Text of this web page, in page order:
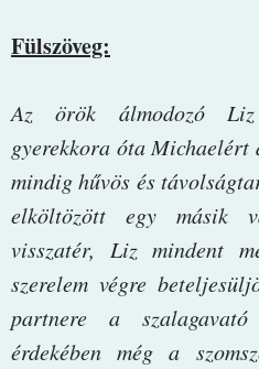
Fülszöveg:
Az ​örök álmodozó
gyerekkora óta Michaelért
mindig hűvös és
elköltözött egy másik
visszatér, Liz mindent
szerelem végre
partnere a
érdekében még a